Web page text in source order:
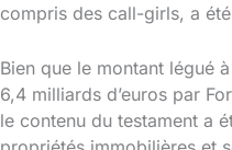
compris des call-girls, a
Bien que le montant légué
6,4 milliards d’euros par
le contenu du testament a